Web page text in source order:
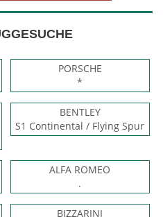
PORSCHE
*
BENTLEY
S1 Continental / Flying Spur
ALFA ROMEO
.
BIZZARINI